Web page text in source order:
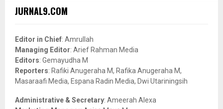
h
o
r
:
JURNAL9.COM
Editor in Chief: Amrullah
Managing Editor: Arief Rahman Media
Editors: Gemayudha M
Reporters: Rafiki Anugeraha M, Rafika Anugeraha M,
Masaraafi Media, Espana Radin Media, Dwi Utariningsih
Administrative & Secretary: Ameerah Alexa